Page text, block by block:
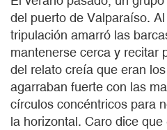
del puerto de Valparaíso.
tripulación amarró las
mantenerse cerca y recitar
del relato creía que eran
agarraban fuerte con las
círculos concéntricos para
la horizontal. Caro dice